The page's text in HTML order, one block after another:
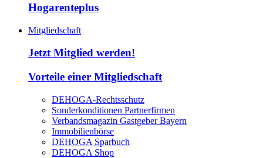
Hogarenteplus
Mitgliedschaft
Jetzt Mitglied werden!
Vorteile einer Mitgliedschaft
DEHOGA-Rechtsschutz
Sonderkonditionen Partnerfirmen
Verbandsmagazin Gastgeber Bayern
Immobilienbörse
DEHOGA Sparbuch
DEHOGA Shop